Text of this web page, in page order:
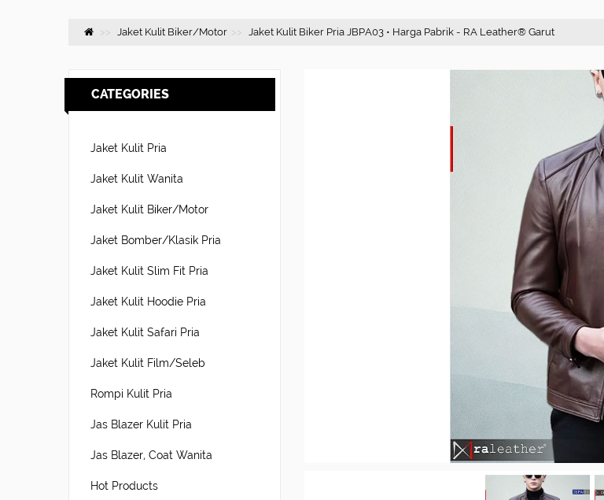
Jaket Kulit Biker/Motor Jaket Kulit Biker Pria JBPA03 • Harga Pabrik - RA Leather® Garut
CATEGORIES
Jaket Kulit Pria
Jaket Kulit Wanita
Jaket Kulit Biker/Motor
Jaket Bomber/Klasik Pria
Jaket Kulit Slim Fit Pria
Jaket Kulit Hoodie Pria
Jaket Kulit Safari Pria
Jaket Kulit Film/Seleb
Rompi Kulit Pria
Jas Blazer Kulit Pria
Jas Blazer, Coat Wanita
Hot Products